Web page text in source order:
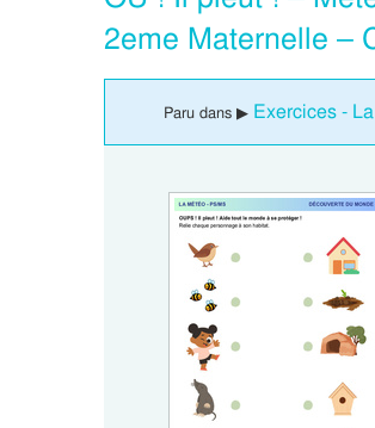
2eme Maternelle –
Paru dans ▶ Exercices -